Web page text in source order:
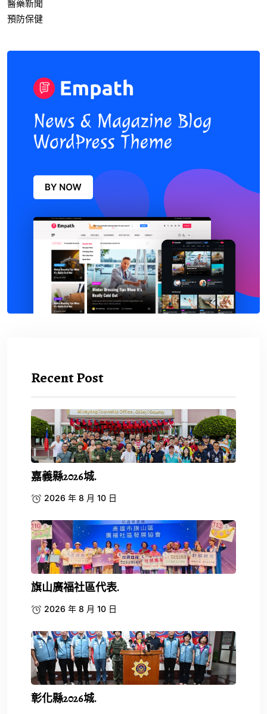
醫藥新聞
預防保健
Recent Post
嘉義縣2026城.
2026 年 8 月 10 日
旗山廣福社區代表.
2026 年 8 月 10 日
彰化縣2026城.